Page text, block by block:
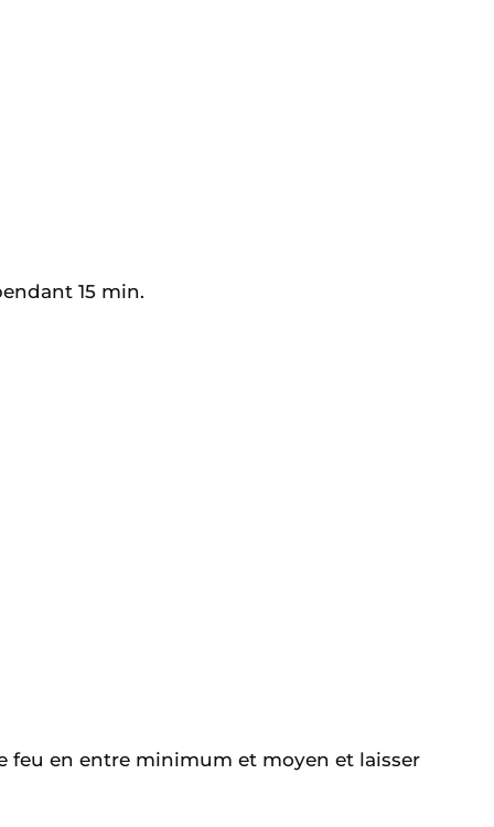
15 min.
feu en entre minimum et moyen et laisser